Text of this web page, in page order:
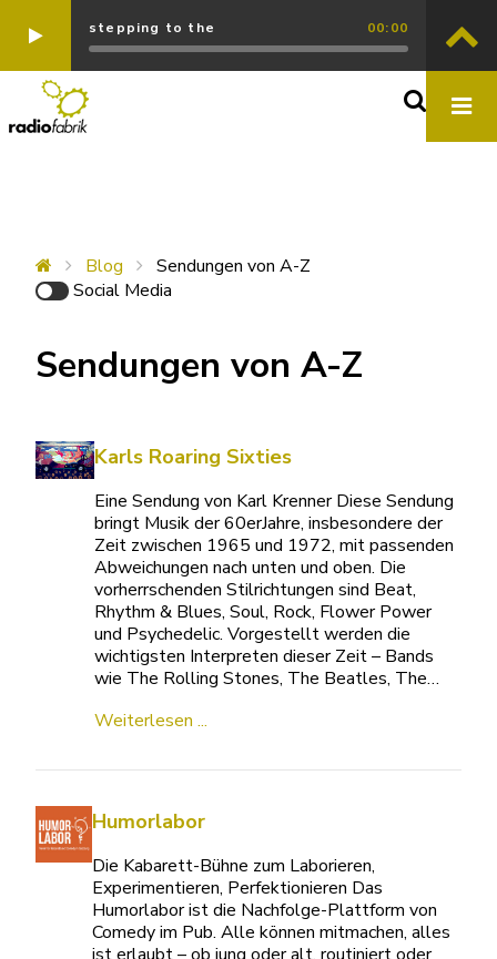
stepping to the 00:00
Blog
Sendungen von A-Z
Social Media
Sendungen von A-Z
Karls Roaring Sixties
Eine Sendung von Karl Krenner Diese Sendung
bringt Musik der 60erJahre, insbesondere der
Zeit zwischen 1965 und 1972, mit passenden
Abweichungen nach unten und oben. Die
vorherrschenden Stilrichtungen sind Beat,
Rhythm & Blues, Soul, Rock, Flower Power
und Psychedelic. Vorgestellt werden die
wichtigsten Interpreten dieser Zeit – Bands
wie The Rolling Stones, The Beatles, The…
Weiterlesen ...
Humorlabor
Die Kabarett-Bühne zum Laborieren,
Experimentieren, Perfektionieren Das
Humorlabor ist die Nachfolge-Plattform von
Comedy im Pub. Alle können mitmachen, alles